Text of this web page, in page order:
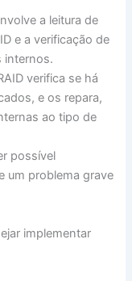
a leitura de
e a verificação de
internos.
verifica se há
e os repara,
ao tipo de
possível
um problema grave
implementar